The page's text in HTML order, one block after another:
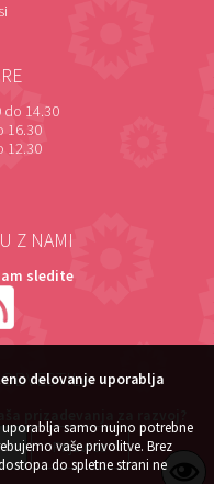
do 14.30
16.30
12.30
Z NAMI
sledite
prizadevanja za razvoj?
delovanje uporablja
samo nujno potrebne
vaše privolitve. Brez
do spletne strani ne